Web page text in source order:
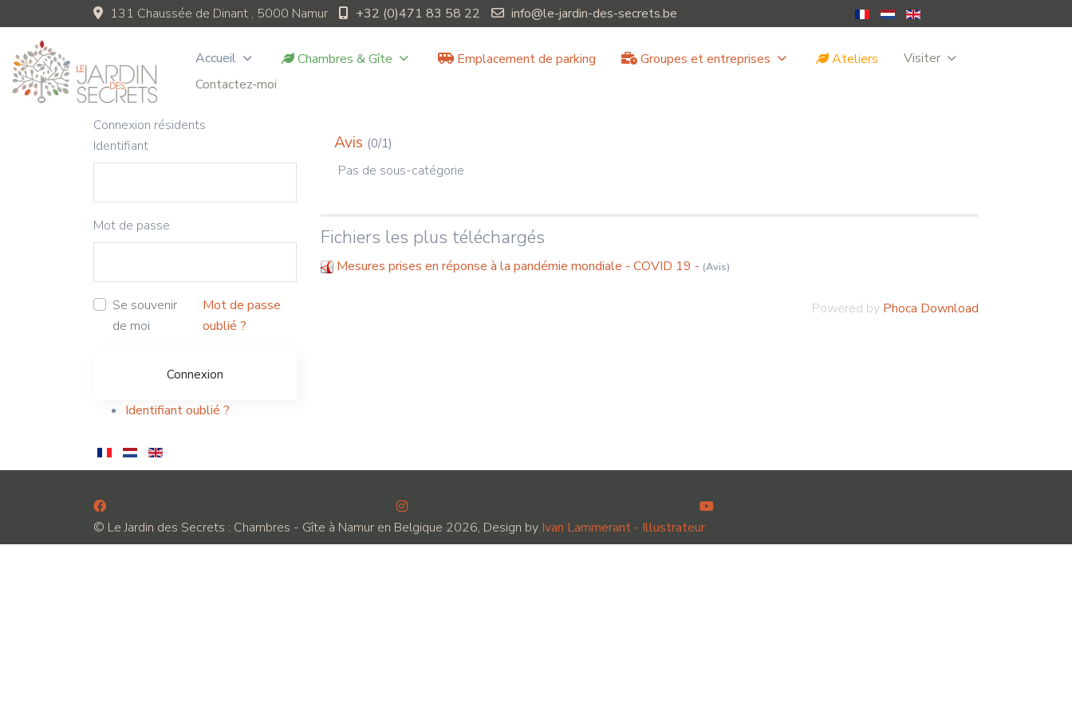
131 Chaussée de Dinant , 5000 Namur +32 (0)471 83 58 22 info@le-jardin-des-secrets.be
Accueil Chambres & Gîte Emplacement de parking Groupes et entreprises Ateliers
Visiter
Contactez-moi
Connexion résidents
Identifiant
Mot de passe
Se souvenir
de moi
Mot de passe
oublié ?
Connexion
Identifiant oublié ?
Avis (0/1)
Pas de sous-catégorie
Fichiers les plus téléchargés
Mesures prises en réponse à la pandémie mondiale - COVID 19 - (Avis)
Powered by Phoca Download
© Le Jardin des Secrets : Chambres - Gîte à Namur en Belgique 2026, Design by Ivan Lammerant - Illustrateur